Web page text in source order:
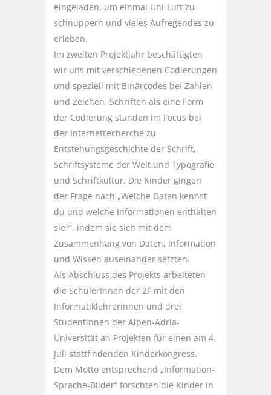
eingeladen, um einmal Uni-Luft zu
schnuppern und vieles Aufregendes zu
erleben.
Im zweiten Projektjahr beschäftigten
wir uns mit verschiedenen Codierungen
und speziell mit Binärcodes bei Zahlen
und Zeichen. Schriften als eine Form
der Codierung standen im Focus bei
der Internetrecherche zu
Entstehungsgeschichte der Schrift,
Schriftsysteme der Welt und Typografie
und Schriftkultur. Die Kinder gingen
der Frage nach „Welche Daten kennst
du und welche Informationen enthalten
sie?“, indem sie sich mit dem
Zusammenhang von Daten, Information
und Wissen auseinander setzten.
Als Abschluss des Projekts arbeiteten
die SchülerInnen der 2F mit den
Informatiklehrerinnen und drei
Studentinnen der Alpen-Adria-
Universität an Projekten für einen am 4.
Juli stattfindenden Kinderkongress.
Dem Motto entsprechend „Information-
Sprache-Bilder“ forschten die Kinder in